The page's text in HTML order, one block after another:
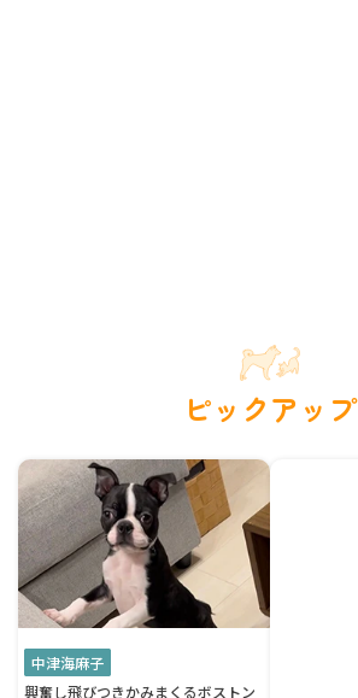
ピックアップ
中津海麻子
興奮し飛びつきかみまくるボストン